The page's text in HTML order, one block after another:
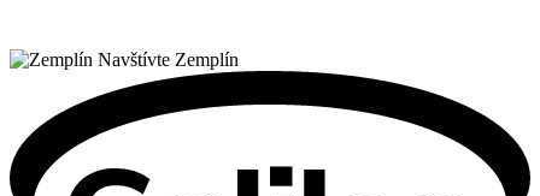
Navštívte Zemplín